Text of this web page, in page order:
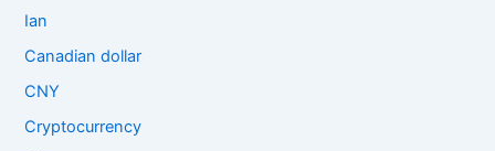
Ian
Canadian dollar
CNY
Cryptocurrency